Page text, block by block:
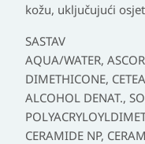
kožu, uključujući
SASTAV
AQUA/WATER,
DIMETHICONE,
ALCOHOL DENAT.,
CERAMIDE NP,